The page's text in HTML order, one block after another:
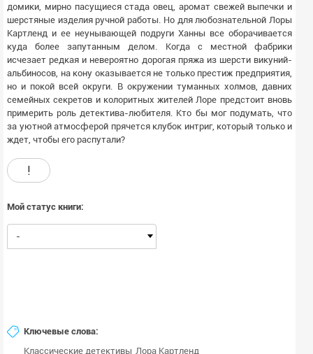
домики, мирно пасущиеся стада овец, аромат свежей выпечки и
шерстяные изделия ручной работы. Но для любознательной Лоры
Картленд и ее неунывающей подруги Ханны все оборачивается
куда более запутанным делом. Когда с местной фабрики
исчезает редкая и невероятно дорогая пряжа из шерсти викуний-
альбиносов, на кону оказывается не только престиж предприятия,
но и покой всей округи. В окружении туманных холмов, давних
семейных секретов и колоритных жителей Лоре предстоит вновь
примерить роль детектива-любителя. Кто бы мог подумать, что
за уютной атмосферой прячется клубок интриг, который только и
ждет, чтобы его распутали?
!
Мой статус книги:
-
Ключевые слова:
Классические детективы Лора Картленд